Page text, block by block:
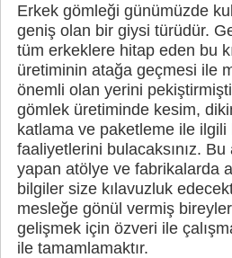
Erkek gömleği günümüzde
geniş olan bir giysi türüdür.
tüm erkeklere hitap eden bu
üretiminin atağa geçmesi ile
önemli olan yerini
gömlek üretiminde kesim,
katlama ve paketleme ile
faaliyetlerini bulacaksınız.
yapan atölye ve fabrikalarda
bilgiler size kılavuzluk
mesleğe gönül vermiş
gelişmek için özveri ile
ile tamamlamaktır.